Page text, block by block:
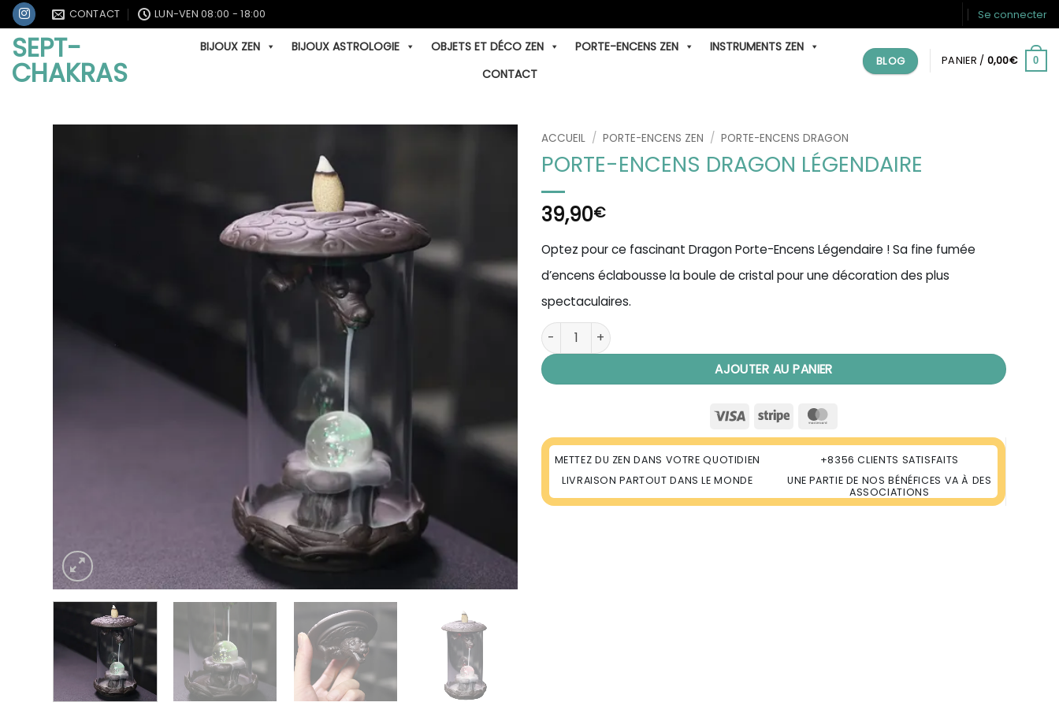
Passer
au
contenu
CONTACT LUN-VEN 08:00 - 18:00 Se connecter
SEPT-
CHAKRAS
BIJOUX ZEN BIJOUX ASTROLOGIE OBJETS ET DÉCO ZEN PORTE-ENCENS ZEN
INSTRUMENTS ZEN
CONTACT
BLOG PANIER / 0,00€ 0
ACCUEIL / PORTE-ENCENS ZEN / PORTE-ENCENS DRAGON
PORTE-ENCENS DRAGON LÉGENDAIRE
39,90€
Optez pour ce fascinant Dragon Porte-Encens Légendaire ! Sa fine fumée
d’encens éclabousse la boule de cristal pour une décoration des plus
spectaculaires.
quantité de Porte-Encens Dragon Légendaire
AJOUTER AU PANIER
Visa Stripe
METTEZ DU ZEN DANS VOTRE QUOTIDIEN
+8356 CLIENTS SATISFAITS
LIVRAISON PARTOUT DANS LE MONDE
UNE PARTIE DE NOS BÉNÉFICES VA À DES
ASSOCIATIONS